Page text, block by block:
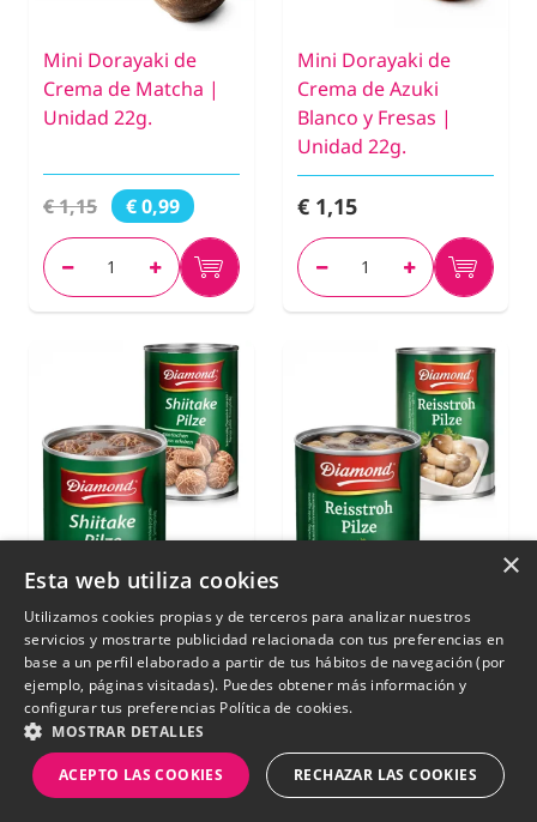
Mini Dorayaki de
Crema de Matcha |
Unidad 22g.
€ 1,15 € 0,99
Mini Dorayaki de
Crema de Azuki
Blanco y Fresas |
Unidad 22g.
€ 1,15
Setas Japonesas
Shiitake 284g.
€ 1,80
Setas Japonesas de
Arroz 425g.
€ 3,10
×
Esta web utiliza cookies
Utilizamos cookies propias y de terceros para analizar nuestros
servicios y mostrarte publicidad relacionada con tus preferencias en
base a un perfil elaborado a partir de tus hábitos de navegación (por
ejemplo, páginas visitadas). Puedes obtener más información y
configurar tus preferencias Política de cookies.
MOSTRAR DETALLES
ACEPTO LAS COOKIES RECHAZAR LAS COOKIES